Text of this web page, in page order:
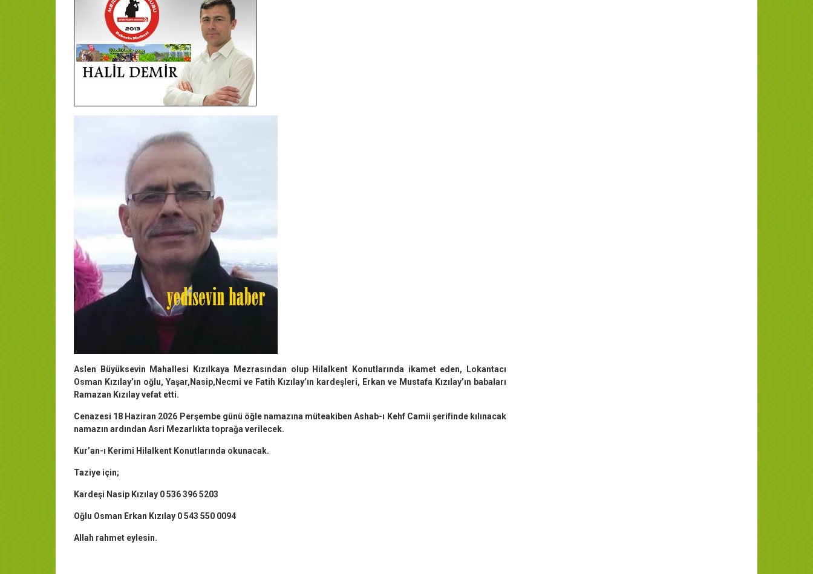
Aslen Büyüksevin Mahallesi Kızılkaya Mezrasından olup Hilalkent Konutlarında ikamet eden, Lokantacı
Osman Kızılay’ın oğlu, Yaşar,Nasip,Necmi ve Fatih Kızılay’ın kardeşleri, Erkan ve Mustafa Kızılay’ın babaları
Ramazan Kızılay vefat etti.
Cenazesi 18 Haziran 2026 Perşembe günü öğle namazına müteakiben Ashab-ı Kehf Camii şerifinde kılınacak
namazın ardından Asri Mezarlıkta toprağa verilecek.
Kur’an-ı Kerimi Hilalkent Konutlarında okunacak.
Taziye için;
Kardeşi Nasip Kızılay 0 536 396 5203
Oğlu Osman Erkan Kızılay 0 543 550 0094
Allah rahmet eylesin.